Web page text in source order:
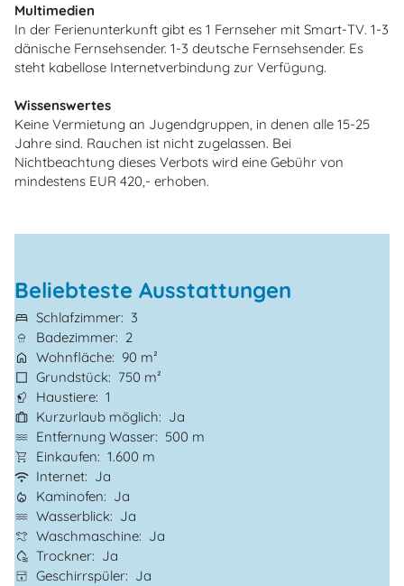
Multimedien
In der Ferienunterkunft gibt es 1 Fernseher mit Smart-TV. 1-3
dänische Fernsehsender. 1-3 deutsche Fernsehsender. Es
steht kabellose Internetverbindung zur Verfügung.
Wissenswertes
Keine Vermietung an Jugendgruppen, in denen alle 15-25
Jahre sind. Rauchen ist nicht zugelassen. Bei
Nichtbeachtung dieses Verbots wird eine Gebühr von
mindestens EUR 420,- erhoben.
Beliebteste Ausstattungen
Schlafzimmer
3
Badezimmer
2
Wohnfläche
90 m²
Grundstück
750 m²
Haustiere 1
Kurzurlaub möglich
Ja
Entfernung Wasser
500 m
Einkaufen
1.600 m
Internet
Ja
Kaminofen
Ja
Wasserblick
Ja
Waschmaschine
Ja
Trockner
Ja
Geschirrspüler
Ja